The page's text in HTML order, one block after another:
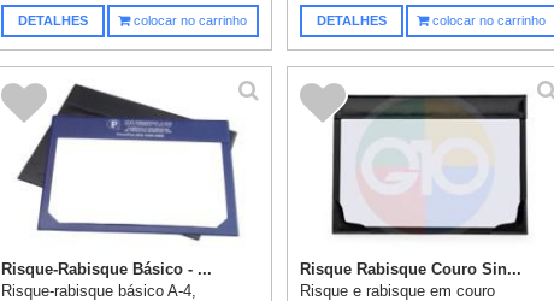
DETALHES colocar no carrinho DETALHES colocar no carrinho
Risque-Rabisque Básico - ...
Risque-rabisque básico A-4,
Risque Rabisque Couro Sin...
Risque e rabisque em couro